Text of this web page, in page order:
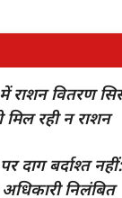
में राशन वितरण
मिल रही न राशन
दाग बर्दाश्त
निलंबित